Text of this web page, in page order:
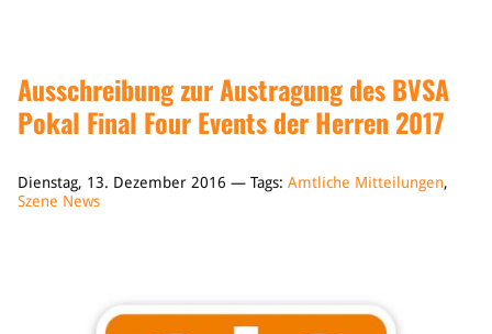
Ausschreibung zur Austragung des BVSA
Pokal Final Four Events der Herren 2017
Dienstag, 13. Dezember 2016 — Tags: Amtliche Mitteilungen,
Szene News